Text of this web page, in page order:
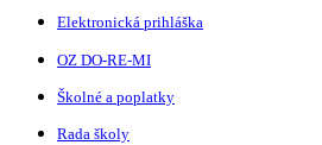
Elektronická prihláška
OZ DO-RE-MI
Školné a poplatky
Rada školy